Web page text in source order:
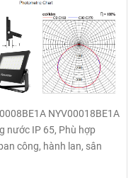
NYV00018BE1A
nước IP 65, Phù hợp
công, hành lan, sân